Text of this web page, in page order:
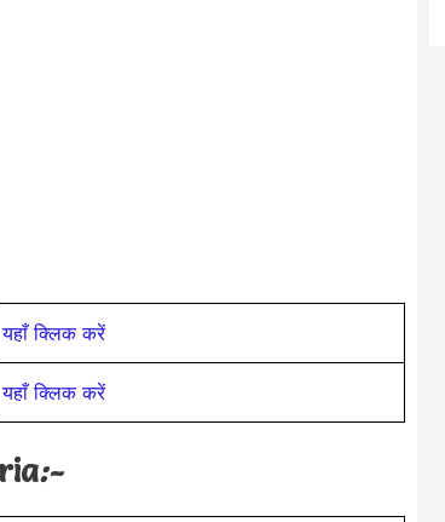
यहाँ क्लिक करें
यहाँ क्लिक करें
:-